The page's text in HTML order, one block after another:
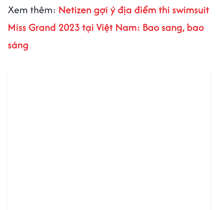
Xem thêm: Netizen gợi ý địa điểm thi swimsuit
Miss Grand 2023 tại Việt Nam: Bao sang, bao
sáng